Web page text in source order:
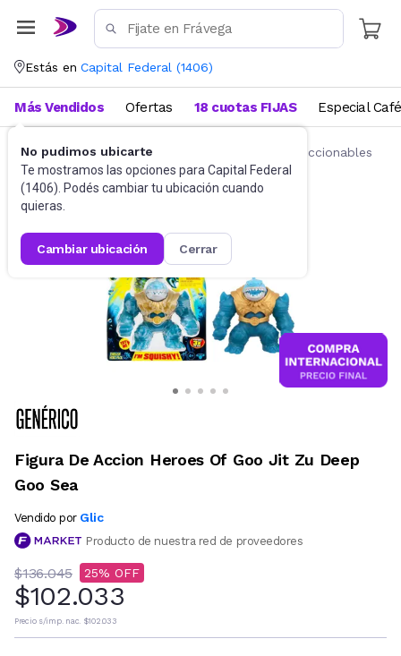
Estás en Capital Federal (1406)
No pudimos ubicarte
Te mostramos las opciones para Capital Federal
(1406). Podés cambiar tu ubicación cuando
quieras.
cambiar ubicación cerrar
Más Vendidos Ofertas 18 cuotas FIJAS Especial Café
Juguetes y Juegos Figuras de acción y coleccionables
Figura De Accion Heroes Of Goo Jit Zu Deep
Goo Sea
Vendido por Glic
Producto de nuestra red de proveedores
$136.045 25
$102.033
Precio s/imp. nac. $102.033